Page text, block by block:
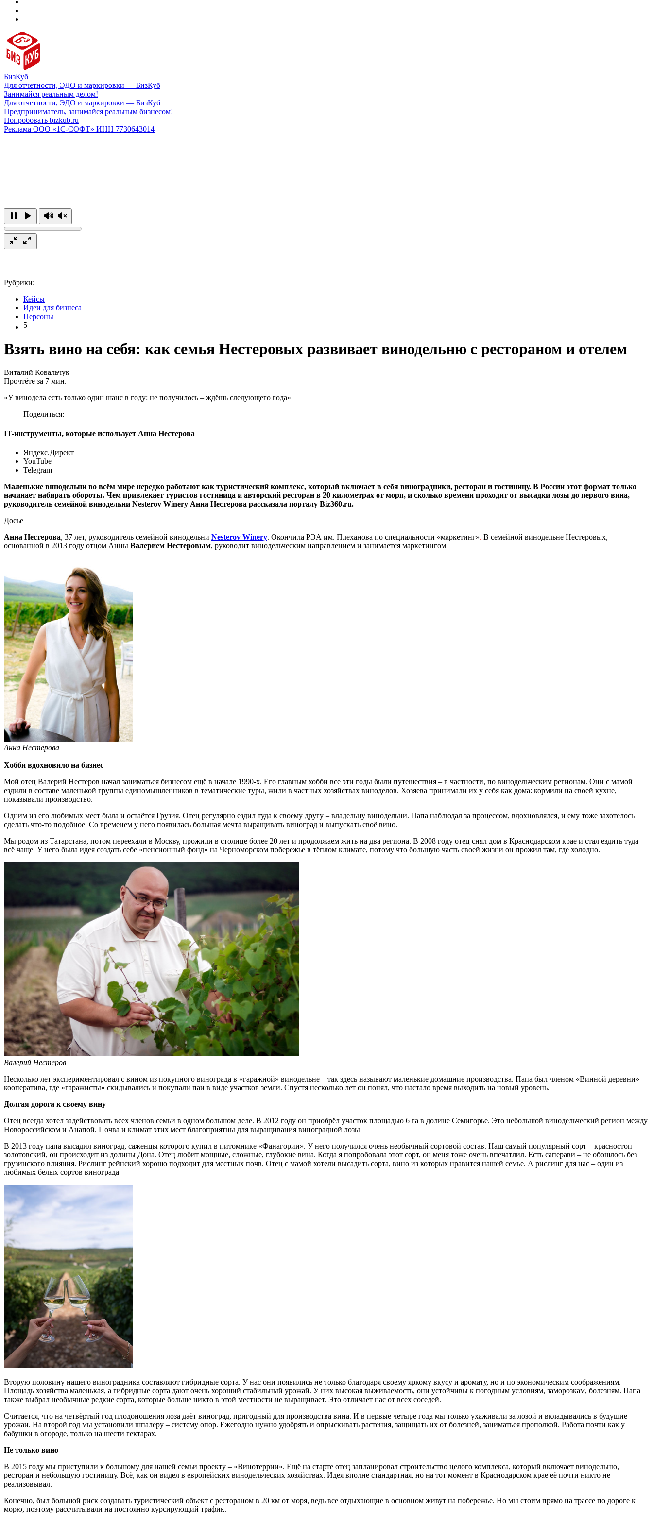
БизКуб
Для отчетности, ЭДО и маркировки — БизКуб
Занимайся реальным делом!
Для отчетности, ЭДО и маркировки — БизКуб
Предприниматель, занимайся реальным бизнесом!
Попробовать bizkub.ru
Реклама ООО «1С-СОФТ» ИНН 7730643014
Рубрики:
Кейсы
Идеи для бизнеса
Персоны
5
Взять вино на себя: как семья Нестеровых развивает винодельню с рестораном и отелем
Виталий Ковальчук
Прочтёте за 7 мин.
«У винодела есть только один шанс в году: не получилось – ждёшь следующего года»
Поделиться:
IT-инструменты, которые использует Анна Нестерова
Яндекс.Директ
YouTube
Telegram
Маленькие винодельни во всём мире нередко работают как туристический комплекс, который включает в себя виноградники, ресторан и гостиницу. В России этот формат только
начинает набирать обороты. Чем привлекает туристов гостиница и авторский ресторан в 20 километрах от моря, и сколько времени проходит от высадки лозы до первого вина,
руководитель семейной винодельни Nesterov Winery Анна Нестерова рассказала порталу Biz360.ru.
Досье
Анна Нестерова, 37 лет, руководитель семейной винодельни Nesterov Winery. Окончила РЭА им. Плеханова по специальности «маркетинг». В семейной винодельне Нестеровых,
основанной в 2013 году отцом Анны Валерием Нестеровым, руководит винодельческим направлением и занимается маркетингом.
Анна Нестерова
Хобби вдохновило на бизнес
Мой отец Валерий Нестеров начал заниматься бизнесом ещё в начале 1990-х. Его главным хобби все эти годы были путешествия – в частности, по винодельческим регионам. Они с мамой
ездили в составе маленькой группы единомышленников в тематические туры, жили в частных хозяйствах виноделов. Хозяева принимали их у себя как дома: кормили на своей кухне,
показывали производство.
Одним из его любимых мест была и остаётся Грузия. Отец регулярно ездил туда к своему другу – владельцу винодельни. Папа наблюдал за процессом, вдохновлялся, и ему тоже захотелось
сделать что-то подобное. Со временем у него появилась большая мечта выращивать виноград и выпускать своё вино.
Мы родом из Татарстана, потом переехали в Москву, прожили в столице более 20 лет и продолжаем жить на два региона. В 2008 году отец снял дом в Краснодарском крае и стал ездить туда
всё чаще. У него была идея создать себе «пенсионный фонд» на Черноморском побережье в тёплом климате, потому что большую часть своей жизни он прожил там, где холодно.
Валерий Нестеров
Несколько лет экспериментировал с вином из покупного винограда в «гаражной» винодельне – так здесь называют маленькие домашние производства. Папа был членом «Винной деревни» –
кооператива, где «гаражисты» скидывались и покупали паи в виде участков земли. Спустя несколько лет он понял, что настало время выходить на новый уровень.
Долгая дорога к своему вину
Отец всегда хотел задействовать всех членов семьи в одном большом деле. В 2012 году он приобрёл участок площадью 6 га в долине Семигорье. Это небольшой винодельческий регион между
Новороссийском и Анапой. Почва и климат этих мест благоприятны для выращивания виноградной лозы.
В 2013 году папа высадил виноград, саженцы которого купил в питомнике «Фанагории». У него получился очень необычный сортовой состав. Наш самый популярный сорт – красностоп
золотовский, он происходит из долины Дона. Отец любит мощные, сложные, глубокие вина. Когда я попробовала этот сорт, он меня тоже очень впечатлил. Есть саперави – не обошлось без
грузинского влияния. Рислинг рейнский хорошо подходит для местных почв. Отец с мамой хотели высадить сорта, вино из которых нравится нашей семье. А рислинг для нас – один из
любимых белых сортов винограда.
Вторую половину нашего виноградника составляют гибридные сорта. У нас они появились не только благодаря своему яркому вкусу и аромату, но и по экономическим соображениям.
Площадь хозяйства маленькая, а гибридные сорта дают очень хороший стабильный урожай. У них высокая выживаемость, они устойчивы к погодным условиям, заморозкам, болезням. Папа
также выбрал необычные редкие сорта, которые больше никто в этой местности не выращивает. Это отличает нас от всех соседей.
Считается, что на четвёртый год плодоношения лоза даёт виноград, пригодный для производства вина. И в первые четыре года мы только ухаживали за лозой и вкладывались в будущие
урожаи. На второй год мы установили шпалеру – систему опор. Ежегодно нужно удобрять и опрыскивать растения, защищать их от болезней, заниматься прополкой. Работа почти как у
бабушки в огороде, только на шести гектарах.
Не только вино
В 2015 году мы приступили к большому для нашей семьи проекту – «Винотеррии». Ещё на старте отец запланировал строительство целого комплекса, который включает винодельню,
ресторан и небольшую гостиницу. Всё, как он видел в европейских винодельческих хозяйствах. Идея вполне стандартная, но на тот момент в Краснодарском крае её почти никто не
реализовывал.
Конечно, был большой риск создавать туристический объект с рестораном в 20 км от моря, ведь все отдыхающие в основном живут на побережье. Но мы стоим прямо на трассе по дороге к
морю, поэтому рассчитывали на постоянно курсирующий трафик.